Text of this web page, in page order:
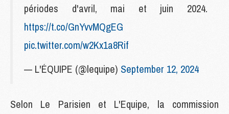
périodes d'avril, mai et juin 2024.
https://t.co/GnYvvMQgEG
pic.twitter.com/w2Kx1a8Rif
— L'ÉQUIPE (@lequipe) September 12, 2024
Selon Le Parisien et L'Equipe, la commission